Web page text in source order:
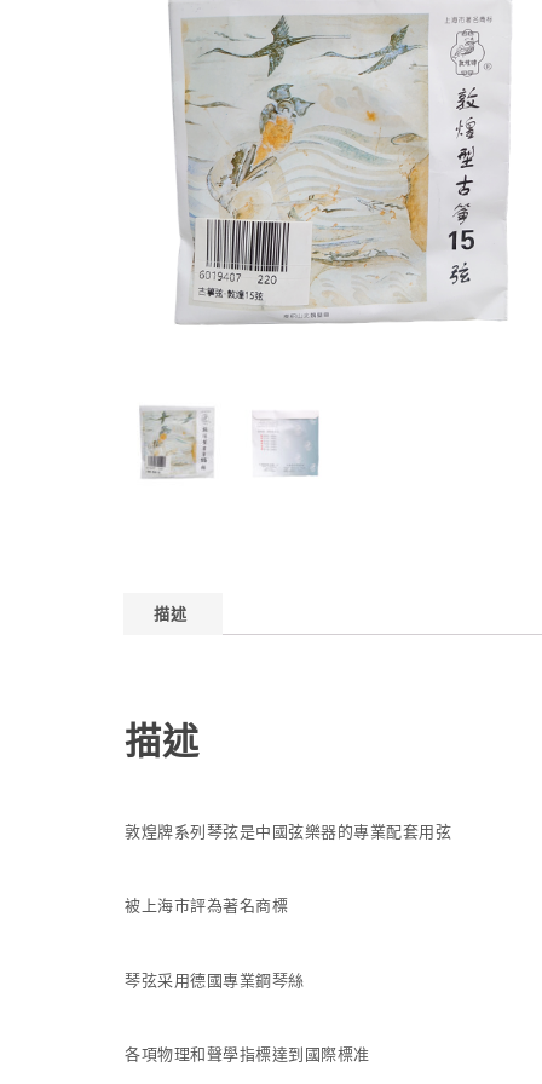
描述
描述
敦煌牌系列琴弦是中國弦樂器的專業配套用弦
被上海市評為著名商標
琴弦采用德國專業鋼琴絲
各項物理和聲學指標達到國際標准